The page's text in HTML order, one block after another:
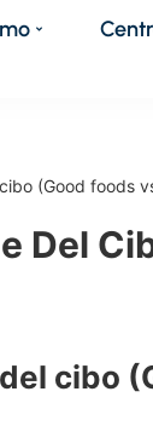
(Good foods
Del
cibo